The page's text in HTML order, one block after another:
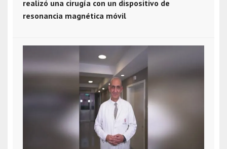
realizó una cirugía con un dispositivo de
resonancia magnética móvil